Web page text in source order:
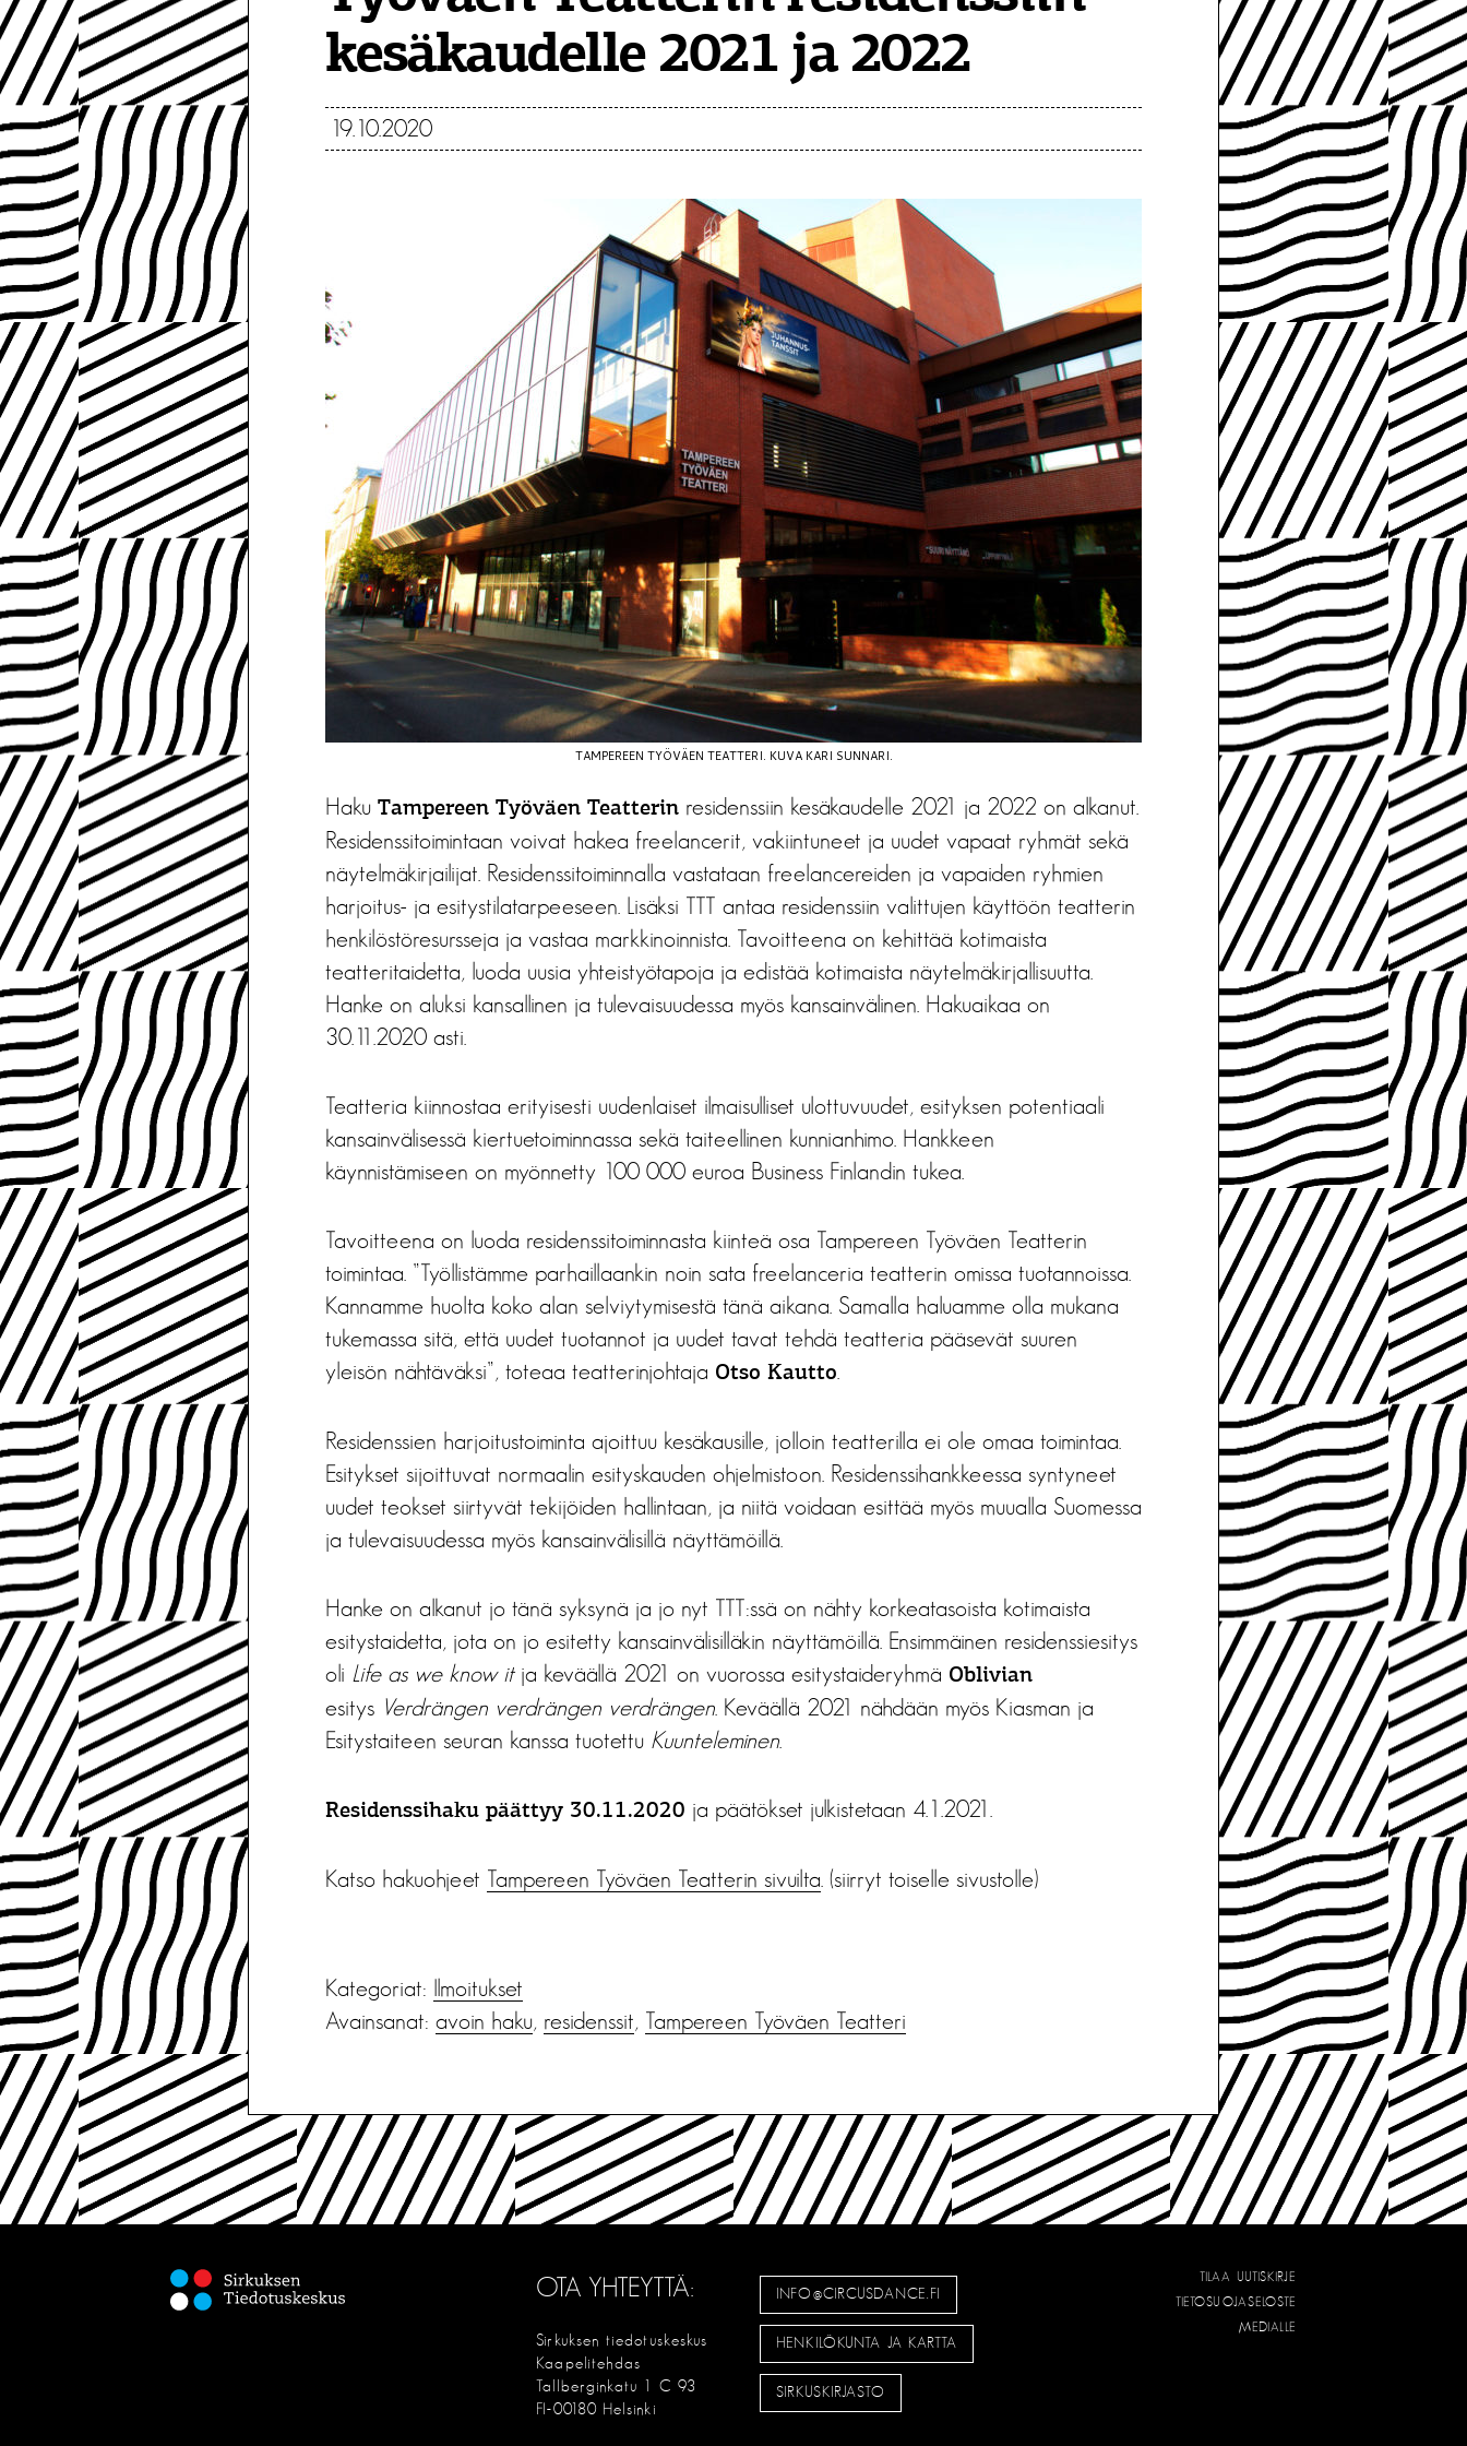
kesäkaudelle 2021 ja 2022
19.10.2020
TAMPEREEN TYÖVÄEN TEATTERI. KUVA KARI SUNNARI.
Haku Tampereen Työväen Teatterin residenssiin kesäkaudelle 2021 ja 2022 on alkanut.
Residenssitoimintaan voivat hakea freelancerit, vakiintuneet ja uudet vapaat ryhmät sekä
näytelmäkirjailijat. Residenssitoiminnalla vastataan freelancereiden ja vapaiden ryhmien
harjoitus- ja esitystilatarpeeseen. Lisäksi TTT antaa residenssiin valittujen käyttöön teatterin
henkilöstöresursseja ja vastaa markkinoinnista. Tavoitteena on kehittää kotimaista
teatteritaidetta, luoda uusia yhteistyötapoja ja edistää kotimaista näytelmäkirjallisuutta.
Hanke on aluksi kansallinen ja tulevaisuudessa myös kansainvälinen. Hakuaikaa on
30.11.2020 asti.
Teatteria kiinnostaa erityisesti uudenlaiset ilmaisulliset ulottuvuudet, esityksen potentiaali
kansainvälisessä kiertuetoiminnassa sekä taiteellinen kunnianhimo. Hankkeen
käynnistämiseen on myönnetty 100 000 euroa Business Finlandin tukea.
Tavoitteena on luoda residenssitoiminnasta kiinteä osa Tampereen Työväen Teatterin
toimintaa. ”Työllistämme parhaillaankin noin sata freelanceria teatterin omissa tuotannoissa.
Kannamme huolta koko alan selviytymisestä tänä aikana. Samalla haluamme olla mukana
tukemassa sitä, että uudet tuotannot ja uudet tavat tehdä teatteria pääsevät suuren
yleisön nähtäväksi”, toteaa teatterinjohtaja Otso Kautto
Residenssien harjoitustoiminta ajoittuu kesäkausille, jolloin teatterilla ei ole omaa toimintaa.
Esitykset sijoittuvat normaalin esityskauden ohjelmistoon. Residenssihankkeessa syntyneet
uudet teokset siirtyvät tekijöiden hallintaan, ja niitä voidaan esittää myös muualla Suomessa
ja tulevaisuudessa myös kansainvälisillä näyttämöillä.
Hanke on alkanut jo tänä syksynä ja jo nyt TTT:ssä on nähty korkeatasoista kotimaista
esitystaidetta, jota on jo esitetty kansainvälisilläkin näyttämöillä. Ensimmäinen residenssiesitys
oli Life as we know itja keväällä 2021 on vuorossa esitystaideryhmä Oblivian
esitys Verdrängen verdrängen verdrängen . Keväällä 2021 nähdään myös Kiasman ja
Esitystaiteen seuran kanssa tuotettu Kuunteleminen
Residenssihaku päättyy 30.11.2020 ja päätökset julkistetaan 4.1.2021.
Katso hakuohjeet Tampereen Työväen Teatterin sivuilta . (siirryt toiselle sivustolle)
Kategoriat: Ilmoitukset
Avainsanat: avoin haku, residenssit, Tampereen Työväen Teatteri
OTA YHTEYTTÄ:
Sirkuksen tiedotuskeskus
Kaapelitehdas
Tallberginkatu 1 C 93
FI-00180 Helsinki
INFO@CIRCUSDANCE.FI
HENKILÖKUNTA JA KARTTA
SIRKUSKIRJASTO
TILAA UUTISKIRJE
TIETOSUOJASELOSTE
MEDIALLE